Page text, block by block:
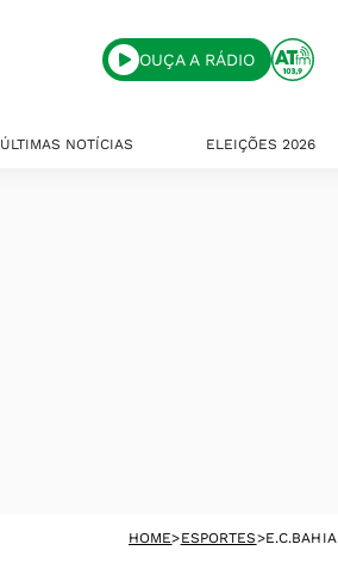
OUÇA A RÁDIO
ÚLTIMAS NOTÍCIAS ELEIÇÕES 2026
HOME>ESPORTES>E.C.BAHIA